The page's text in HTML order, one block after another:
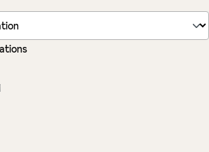
note de 4 sur 5 étoiles